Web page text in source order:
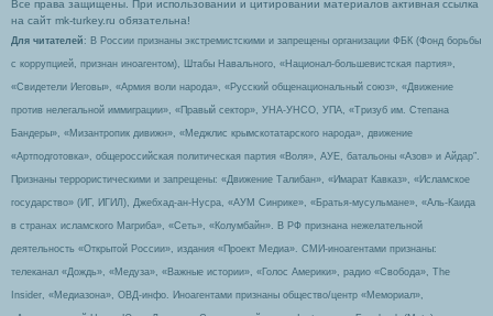
Все права защищены. При использовании и цитировании материалов активная ссылка
на сайт mk-turkey.ru обязательна!
Для читателей : В России признаны экстремистскими и запрещены организации ФБК (Фонд борьбы
с коррупцией, признан иноагентом), Штабы Навального, «Национал-большевистская партия»,
«Свидетели Иеговы», «Армия воли народа», «Русский общенациональный союз», «Движение
против нелегальной иммиграции», «Правый сектор», УНА-УНСО, УПА, «Тризуб им. Степана
Бандеры», «Мизантропик дивижн», «Меджлис крымскотатарского народа», движение
«Артподготовка», общероссийская политическая партия «Воля», АУЕ, батальоны «Азов» и Айдар″.
Признаны террористическими и запрещены: «Движение Талибан», «Имарат Кавказ», «Исламское
государство» (ИГ, ИГИЛ), Джебхад-ан-Нусра, «АУМ Синрике», «Братья-мусульмане», «Аль-Каида
в странах исламского Магриба», «Сеть», «Колумбайн». В РФ признана нежелательной
деятельность «Открытой России», издания «Проект Медиа». СМИ-иноагентами признаны:
телеканал «Дождь», «Медуза», «Важные истории», «Голос Америки», радио «Свобода», The
Insider, «Медиазона», ОВД-инфо. Иноагентами признаны общество/центр «Мемориал»,